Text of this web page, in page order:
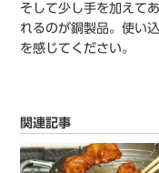
そして少し手を加えて
れるのが銅製品。使い
を感じてください。
関連記事